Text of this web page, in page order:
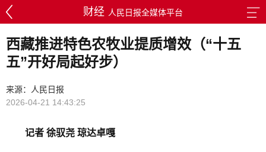
财经 人民日报全媒体平台
西藏推进特色农牧业提质增效（“十五
五”开好局起好步）
来源：人民日报
2026-04-21 14:43:25
记者 徐驭尧 琼达卓嘎